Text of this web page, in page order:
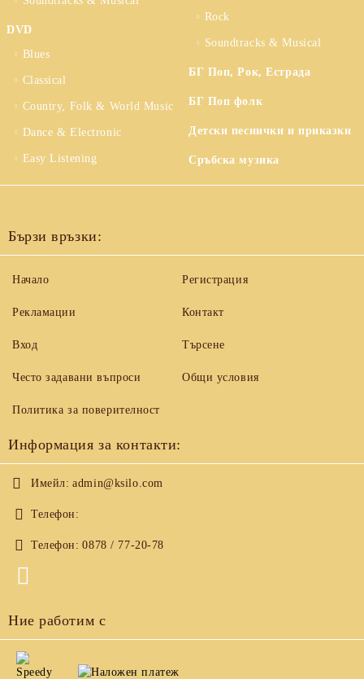
DVD
Blues
Classical
Country, Folk & World Music
Dance & Electronic
Easy Listening
Rock
Soundtracks & Musical
БГ Поп, Рок, Естрада
БГ Поп фолк
Детски песнички и приказки
Сръбска музика
Бързи връзки:
Начало
Рекламации
Вход
Често задавани въпроси
Регистрация
Контакт
Търсене
Общи условия
Политика за поверителност
Информация за контакти:
Имейл: admin@ksilo.com
Телефон:
Телефон: 0878 / 77-20-78
Ние работим с